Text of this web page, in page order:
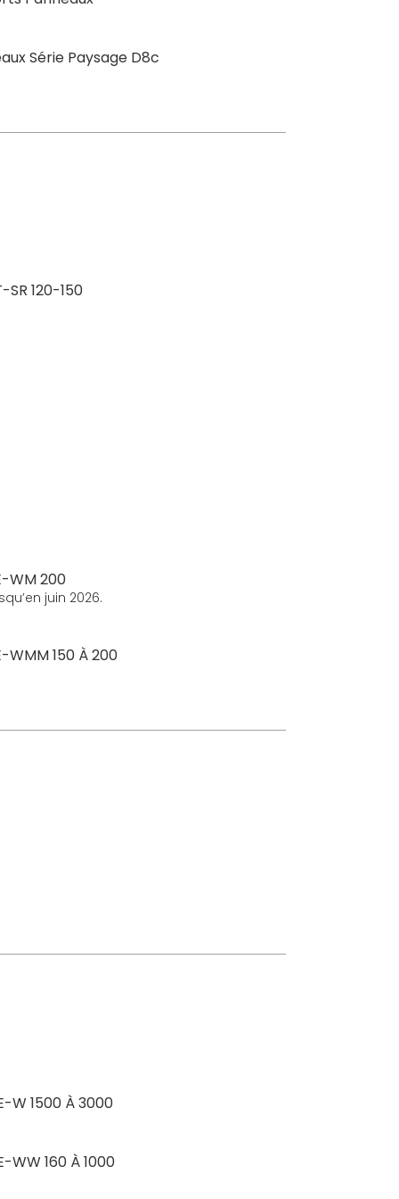
Série Paysage D8c
120-150
WM 200
juin 2026.
WMM 150 À 200
W 1500 À 3000
WW 160 À 1000